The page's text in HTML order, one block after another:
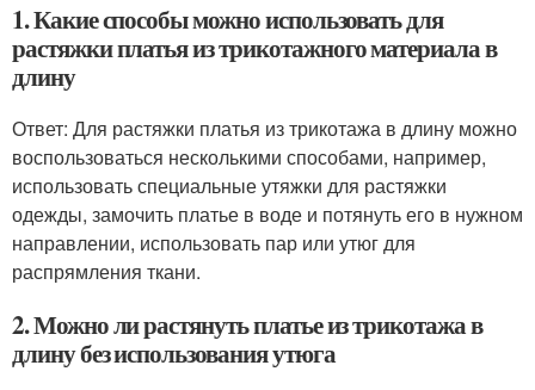
1. Какие способы можно использовать для
растяжки платья из трикотажного материала в
длину
Ответ: Для растяжки платья из трикотажа в длину можно
воспользоваться несколькими способами, например,
использовать специальные утяжки для растяжки
одежды, замочить платье в воде и потянуть его в нужном
направлении, использовать пар или утюг для
распрямления ткани.
2. Можно ли растянуть платье из трикотажа в
длину без использования утюга